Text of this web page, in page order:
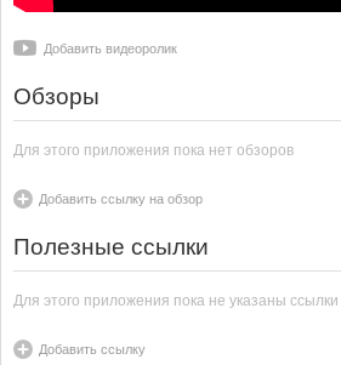
Добавить видеоролик
Обзоры
Для этого приложения пока нет обзоров
Добавить ссылку на обзор
Полезные ссылки
Для этого приложения пока не указаны ссылки
Добавить ссылку